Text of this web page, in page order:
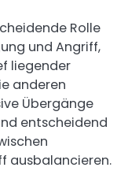
Rolle
und Angriff,
liegender
anderen
Übergänge
entscheidend
ausbalancieren.